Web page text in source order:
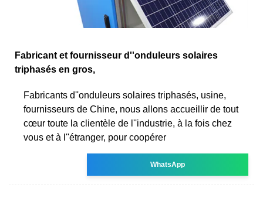
Fabricant et fournisseur d''onduleurs solaires
triphasés en gros,
Fabricants d''onduleurs solaires triphasés, usine,
fournisseurs de Chine, nous allons accueillir de tout
cœur toute la clientèle de l''industrie, à la fois chez
vous et à l''étranger, pour coopérer
WhatsApp